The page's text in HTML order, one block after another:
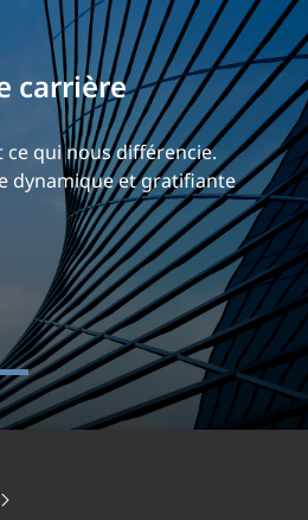
carrière
qui nous différencie.
dynamique et gratifiante